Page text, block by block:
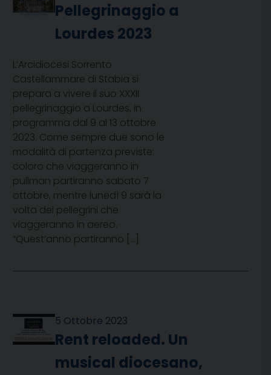
Pellegrinaggio a
Lourdes 2023
L’Arcidiocesi Sorrento
Castellammare di Stabia si
prepara a vivere il suo XXXII
pellegrinaggio a Lourdes, in
programma dal 9 al 13 ottobre
2023. Come sempre due sono le
modalità di partenza previste:
coloro che viaggeranno in
pullman partiranno sabato 7
ottobre, mentre lunedì 9 sarà la
volta dei pellegrini che
viaggeranno in aereo.
“Quest’anno partiranno […]
5 Ottobre 2023
Rent reloaded. Un
musical diocesano,